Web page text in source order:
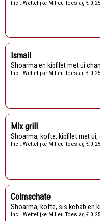
Incl. Wettelijke Milieu Toeslag € 0,25
Ismail
Shoarma en kipfilet met ui
Incl. Wettelijke Milieu Toeslag € 0,25
Mix grill
Shoarma, kofte, kipfilet met
Incl. Wettelijke Milieu Toeslag € 0,25
Colmschate
Shoarma, kofte, sis kebab en
Incl. Wettelijke Milieu Toeslag € 0,25